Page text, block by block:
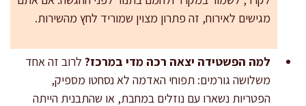
מגישים לאירוח, זה פתרון מצוין שמוריד לחץ מהשירות.
למה הפשטידה יצאה רכה מדי במרכז? לרוב זה אחד
משלושה גורמים: תפוחי האדמה לא נסחטו מספיק,
הפטריות נשארו עם נוזלים במחבת, או שהתבנית הייתה